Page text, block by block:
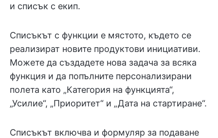
и списък с екип.
Списъкът с функции е мястото, където се
реализират новите продуктови инициативи.
Можете да създадете нова задача за всяка
функция и да попълните персонализирани
полета като „Категория на функцията“,
„Усилие“, „Приоритет“ и „Дата на стартиране“.
Списъкът включва и формуляр за подаване